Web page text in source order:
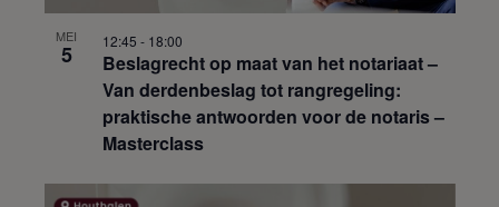
MEI
5
Beslagrecht op maat van het notariaat –
Van derdenbeslag tot rangregeling:
praktische antwoorden voor de notaris –
Masterclass
12:45 - 18:00